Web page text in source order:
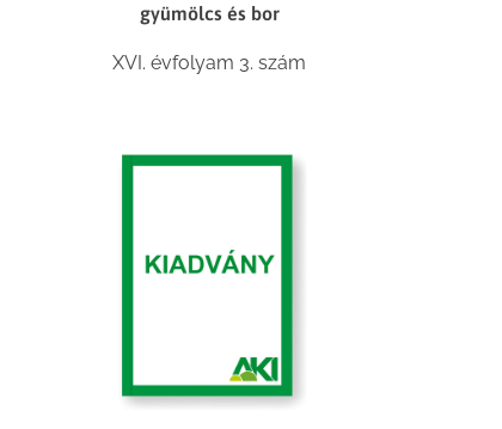
gyümölcs és bor
XVI. évfolyam 3. szám